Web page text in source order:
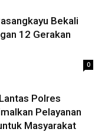
Bekali
12 Gerakan
0
Polres
Pelayanan
Masyarakat